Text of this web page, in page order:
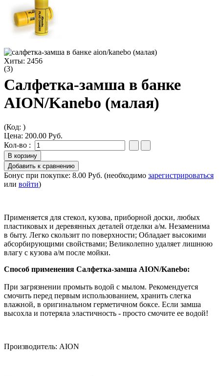
Хиты: 2456
(3)
Салфетка-замша в банке
AION/Kanebo (малая)
(Код: )
Цена: 200.00 Руб.
Кол-во :
Бонус при покупке: 8.00 Руб. (необходимо зарегистрироваться
или войти)
Применяется для стекол, кузова, приборной доски, любых
пластиковых и деревянных деталей отделки а/м. Незаменима
в быту. Легко скользит по поверхности; Обладает высокими
абсорбирующими свойствами; Великолепно удаляет лишнюю
влагу с кузова а/м после мойки.
Способ применения Салфетка-замша AION/Kanebo:
При загрязнении промыть водой с мылом. Рекомендуется
смочить перед первым использованием, хранить слегка
влажной, в оригинальном герметичном боксе. Если замша
высохла и потеряла эластичность - просто смочите ее водой!
Производитель: AION